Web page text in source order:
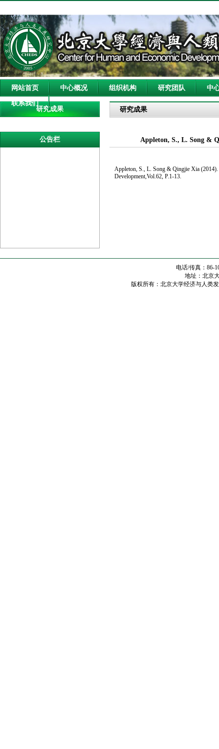
网站首页 中心概况 组织机构 研究团队 中
联系我们
研究成果
公告栏
研究成果
Appleton, S., L. Song &
Appleton, S., L. Song & Qingjie Xia
Development,Vol.62, P.1-13.
电话/传真：86-
地址：北京
版权所有：北京大学经济与人类